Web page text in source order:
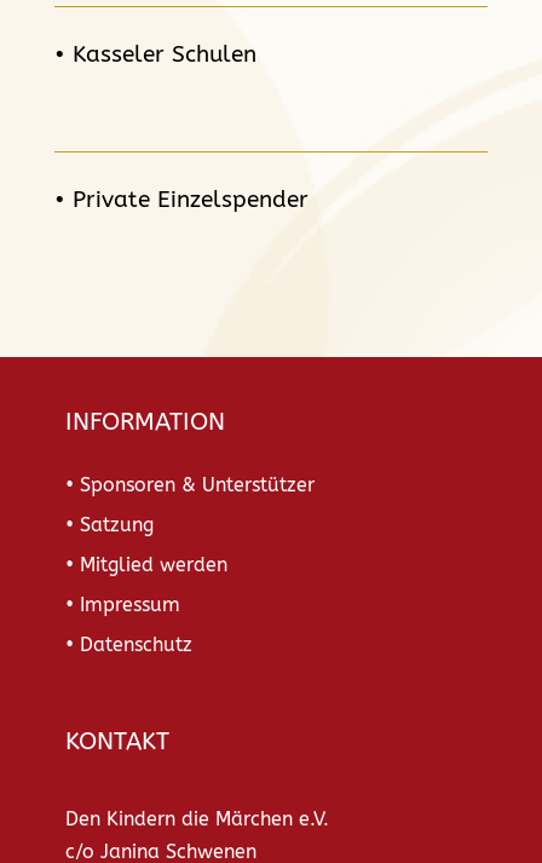
• Kasseler Schulen
• Private Einzelspender
INFORMATION
• Sponsoren & Unterstützer
• Satzung
• Mitglied werden
• Impressum
• Datenschutz
KONTAKT
Den Kindern die Märchen e.V.
c/o Janina Schwenen